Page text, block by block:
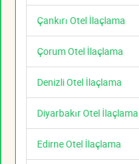
Çankırı Otel İlaçlama
Çorum Otel İlaçlama
Denizli Otel İlaçlama
Diyarbakır Otel İlaçlama
Edirne Otel İlaçlama